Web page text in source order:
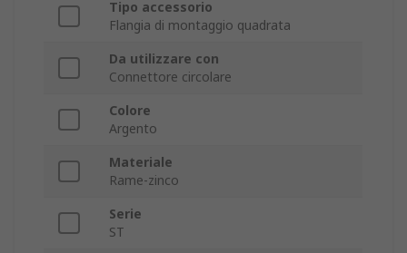
Tipo accessorio
Flangia di montaggio quadrata
Da utilizzare con
Connettore circolare
Colore
Argento
Materiale
Rame-zinco
Serie
ST